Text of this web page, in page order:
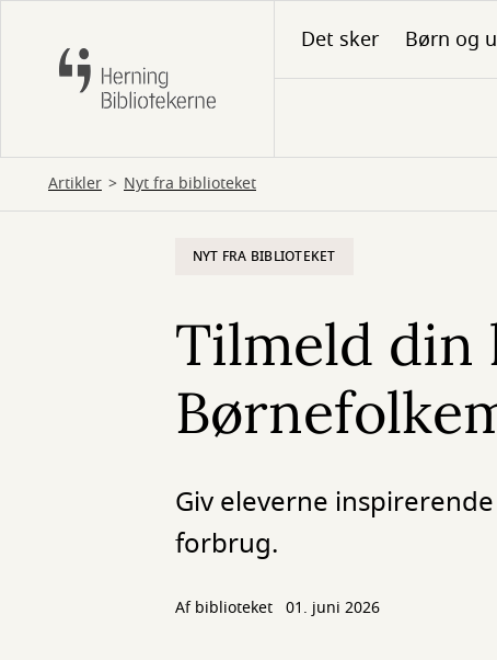
hovedindhold
Det sker Børn og
Artikler Nyt fra biblioteket
NYT FRA BIBLIOTEKET
Tilmeld din
Giv eleverne
forbrug.
Af biblioteket 01. juni 2026